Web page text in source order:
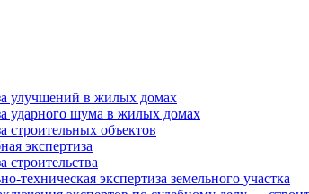
улучшений в жилых домах
ударного шума в жилых домах
строительных объектов
экспертиза
строительства
техническая экспертиза земельного участка